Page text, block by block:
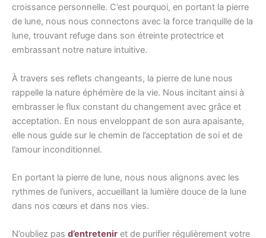
croissance personnelle. C’est pourquoi, en portant la pierre
de lune, nous nous connectons avec la force tranquille de la
lune, trouvant refuge dans son étreinte protectrice et
embrassant notre nature intuitive.
À travers ses reflets changeants, la pierre de lune nous
rappelle la nature éphémère de la vie. Nous incitant ainsi à
embrasser le flux constant du changement avec grâce et
acceptation. En nous enveloppant de son aura apaisante,
elle nous guide sur le chemin de l’acceptation de soi et de
l’amour inconditionnel.
En portant la pierre de lune, nous nous alignons avec les
rythmes de l’univers, accueillant la lumière douce de la lune
dans nos cœurs et dans nos vies.
N’oubliez pas d’entretenir et de purifier régulièrement votre